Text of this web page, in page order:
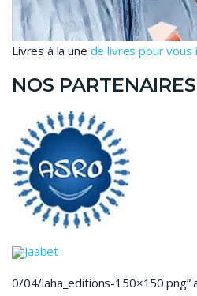
Livres à la une de livres pour vous
NOS PARTENAIRES
Jaabet
0/04/laha_editions-150×150.png”